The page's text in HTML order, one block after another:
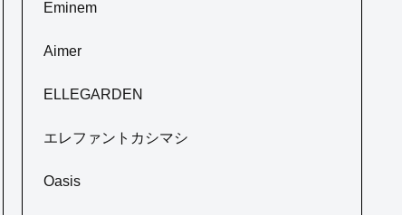
Eminem
Aimer
ELLEGARDEN
エレファントカシマシ
Oasis